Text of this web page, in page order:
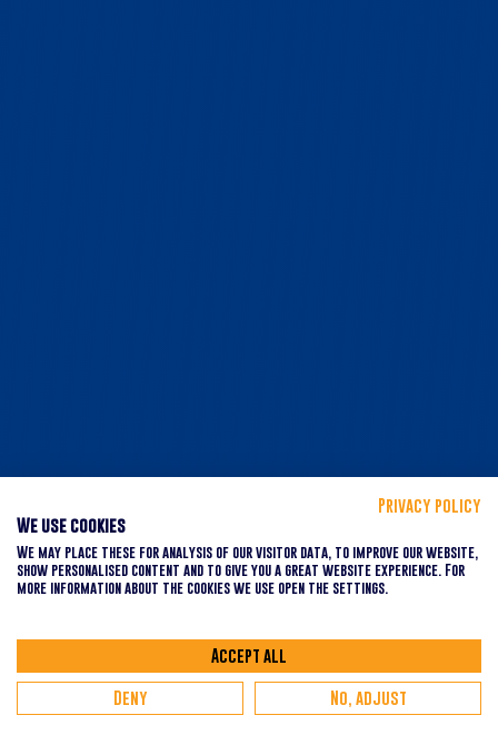
Privacy policy
We use cookies
We may place these for analysis of our visitor data, to improve our website,
show personalised content and to give you a great website experience. For
more information about the cookies we use open the settings.
Accept all
Deny No, adjust